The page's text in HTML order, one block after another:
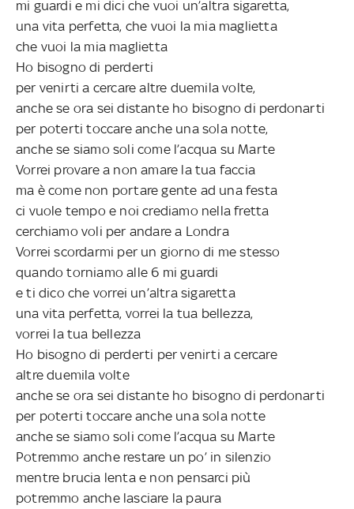
mi guardi e mi dici che vuoi un’altra sigaretta,
una vita perfetta, che vuoi la mia maglietta
che vuoi la mia maglietta
Ho bisogno di perderti
per venirti a cercare altre duemila volte,
anche se ora sei distante ho bisogno di perdonarti
per poterti toccare anche una sola notte,
anche se siamo soli come l’acqua su Marte
Vorrei provare a non amare la tua faccia
ma è come non portare gente ad una festa
ci vuole tempo e noi crediamo nella fretta
cerchiamo voli per andare a Londra
Vorrei scordarmi per un giorno di me stesso
quando torniamo alle 6 mi guardi
e ti dico che vorrei un’altra sigaretta
una vita perfetta, vorrei la tua bellezza,
vorrei la tua bellezza
Ho bisogno di perderti per venirti a cercare
altre duemila volte
anche se ora sei distante ho bisogno di perdonarti
per poterti toccare anche una sola notte
anche se siamo soli come l’acqua su Marte
Potremmo anche restare un po’ in silenzio
mentre brucia lenta e non pensarci più
potremmo anche lasciare la paura